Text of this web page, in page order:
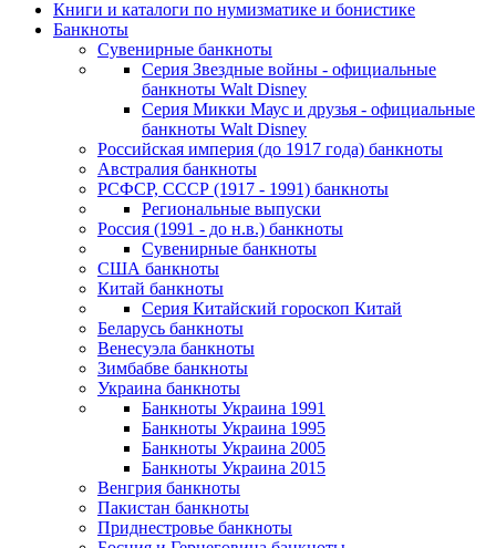
Книги и каталоги по нумизматике и бонистике
Банкноты
Сувенирные банкноты
Серия Звездные войны - официальные
банкноты Walt Disney
Серия Микки Маус и друзья - официальные
банкноты Walt Disney
Российская империя (до 1917 года) банкноты
Австралия банкноты
РСФСР, СССР (1917 - 1991) банкноты
Региональные выпуски
Россия (1991 - до н.в.) банкноты
Сувенирные банкноты
США банкноты
Китай банкноты
Серия Китайский гороскоп Китай
Беларусь банкноты
Венесуэла банкноты
Зимбабве банкноты
Украина банкноты
Банкноты Украина 1991
Банкноты Украина 1995
Банкноты Украина 2005
Банкноты Украина 2015
Венгрия банкноты
Пакистан банкноты
Приднестровье банкноты